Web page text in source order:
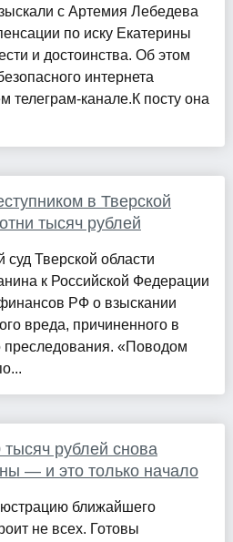
с Артемия Лебедева
по иску Екатерины
и достоинства. Об этом
интернета
телеграм-канале.К посту она
в Тверской
тысяч рублей
суд Тверской области
к Российской Федерации
РФ о взыскании
вреда, причиненного в
преследования. «Поводом
рублей снова
— и это только начало
ближайшего
не всех. Готовы